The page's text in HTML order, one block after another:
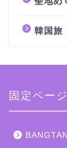
韓国旅
固定ページ